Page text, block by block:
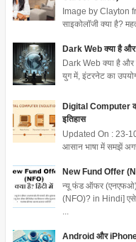
Image by Clayton
साइकोलॉजी क्या है?
Dark Web क्या है और
Dark Web क्या है
युग में, इंटरनेट का
Digital Computer
इतिहास
Updated On : 23-
आसान भाषा में समझें
New Fund Offer
न्यू फंड ऑफर (एनएफओ)
(NFO)? in Hindi]
...
Android और iPhone